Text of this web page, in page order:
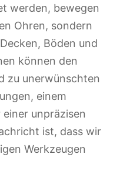
werden, bewegen
Ohren, sondern
Böden und
können den
zu unerwünschten
einem
einer unpräzisen
ist, dass wir
Werkzeugen